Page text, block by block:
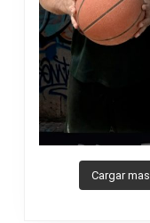
Cargar mas